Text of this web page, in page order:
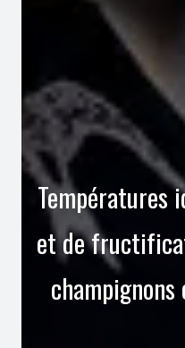
Températures
et de